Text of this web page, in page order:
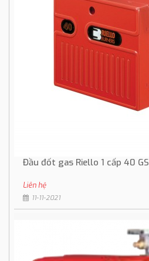
Đầu đốt gas Riello 1 cấp 40 GS
Liên hệ
11-11-2021